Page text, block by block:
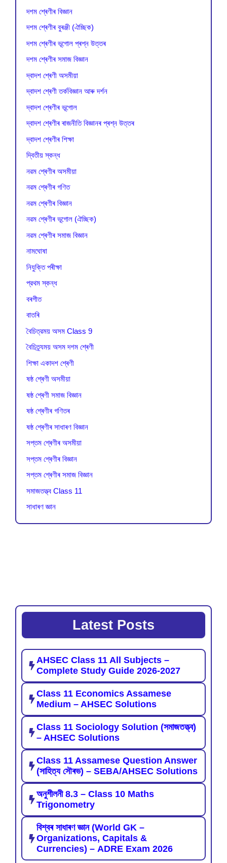
দশম শ্ৰেণীৰ বিজ্ঞান
দশম শ্ৰেণীৰ বুৰঞ্জী (ঐচ্ছিক)
দশম শ্ৰেণীৰ ভূগোল প্ৰশ্ন উত্তৰ
দশম শ্ৰেণীৰ সমাজ বিজ্ঞান
দ্বাদশ শ্ৰেণী অসমীয়া
দ্বাদশ শ্ৰেণী তৰ্কবিজ্ঞান আৰু দৰ্শন
দ্বাদশ শ্ৰেণীৰ ভূগোল
দ্বাদশ শ্ৰেণীৰ ৰাজনীতি বিজ্ঞানৰ প্ৰশ্ন উত্তৰ
দ্বাদশ শ্ৰেণীৰ শিক্ষা
দ্বিতীয় স্কন্ধ
নৱম শ্ৰেণীৰ অসমীয়া
নৱম শ্ৰেণীৰ গণিত
নৱম শ্ৰেণীৰ বিজ্ঞান
নৱম শ্ৰেণীৰ ভূগোল (ঐচ্ছিক)
নৱম শ্ৰেণীৰ সমাজ বিজ্ঞান
নামঘোষা
নিযুক্তি পৰীক্ষা
প্রথম স্কন্ধ
বৰগীত
বাতৰি
বৈচিত্রময় অসম Class 9
বৈচিত্র্যময় অসম দশম শ্ৰেণী
শিক্ষা একাদশ শ্ৰেণী
ষষ্ঠ শ্ৰেণী অসমীয়া
ষষ্ঠ শ্ৰেণী সমাজ বিজ্ঞান
ষষ্ঠ শ্ৰেণীৰ গণিতৰ
ষষ্ঠ শ্ৰেণীৰ সাধাৰণ বিজ্ঞান
সপ্তম শ্ৰেণীৰ অসমীয়া
সপ্তম শ্ৰেণীৰ বিজ্ঞান
সপ্তম শ্ৰেণীৰ সমাজ বিজ্ঞান
সমাজতত্ত্ব Class 11
সাধাৰণ জ্ঞান
Latest Posts
AHSEC Class 11 All Subjects –
Complete Study Guide 2026-2027
Class 11 Economics Assamese
Medium – AHSEC Solutions
Class 11 Sociology Solution (সমাজতত্ত্ব)
– AHSEC Solutions
Class 11 Assamese Question Answer
(সাহিত্য সৌৰভ) – SEBA/AHSEC Solutions
অনুশীলনী 8.3 – Class 10 Maths
Trigonometry
বিশ্বৰ সাধাৰণ জ্ঞান (World GK –
Organizations, Capitals &
Currencies) – ADRE Exam 2026